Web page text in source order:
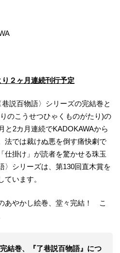
２ヶ月連続刊行予定
説百物語〉シリーズの完結巻と
のこうせつひゃくものがたり)の
と2カ月連続でKADOKAWAから
法では裁けぬ悪を倒す痛快劇で
仕掛け」が読者を驚かせる珠玉
〉シリーズは、第130回直木賞を
います。
あやかし絵巻、堂々完結！ こ
結巻、『了巷説百物語』につ